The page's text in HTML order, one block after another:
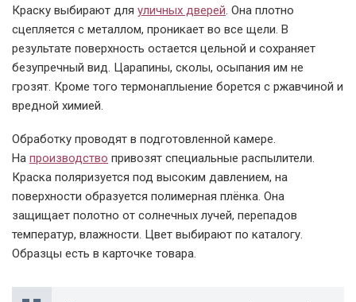
Краску выбирают для уличных дверей. Она плотно
сцепляется с металлом, проникает во все щели. В
результате поверхность остается цельной и сохраняет
безупречный вид. Царапины, сколы, осыпания им не
грозят. Кроме того термонаплыение борется с ржавчиной и
вредной химией.
Обработку проводят в подготовленной камере.
На производство привозят специальные распылители.
Краска поляризуется под высоким давлением, на
поверхности образуется полимерная плёнка. Она
защищает полотно от солнечных лучей, перепадов
температур, влажности. Цвет выбирают по каталогу.
Образцы есть в карточке товара.